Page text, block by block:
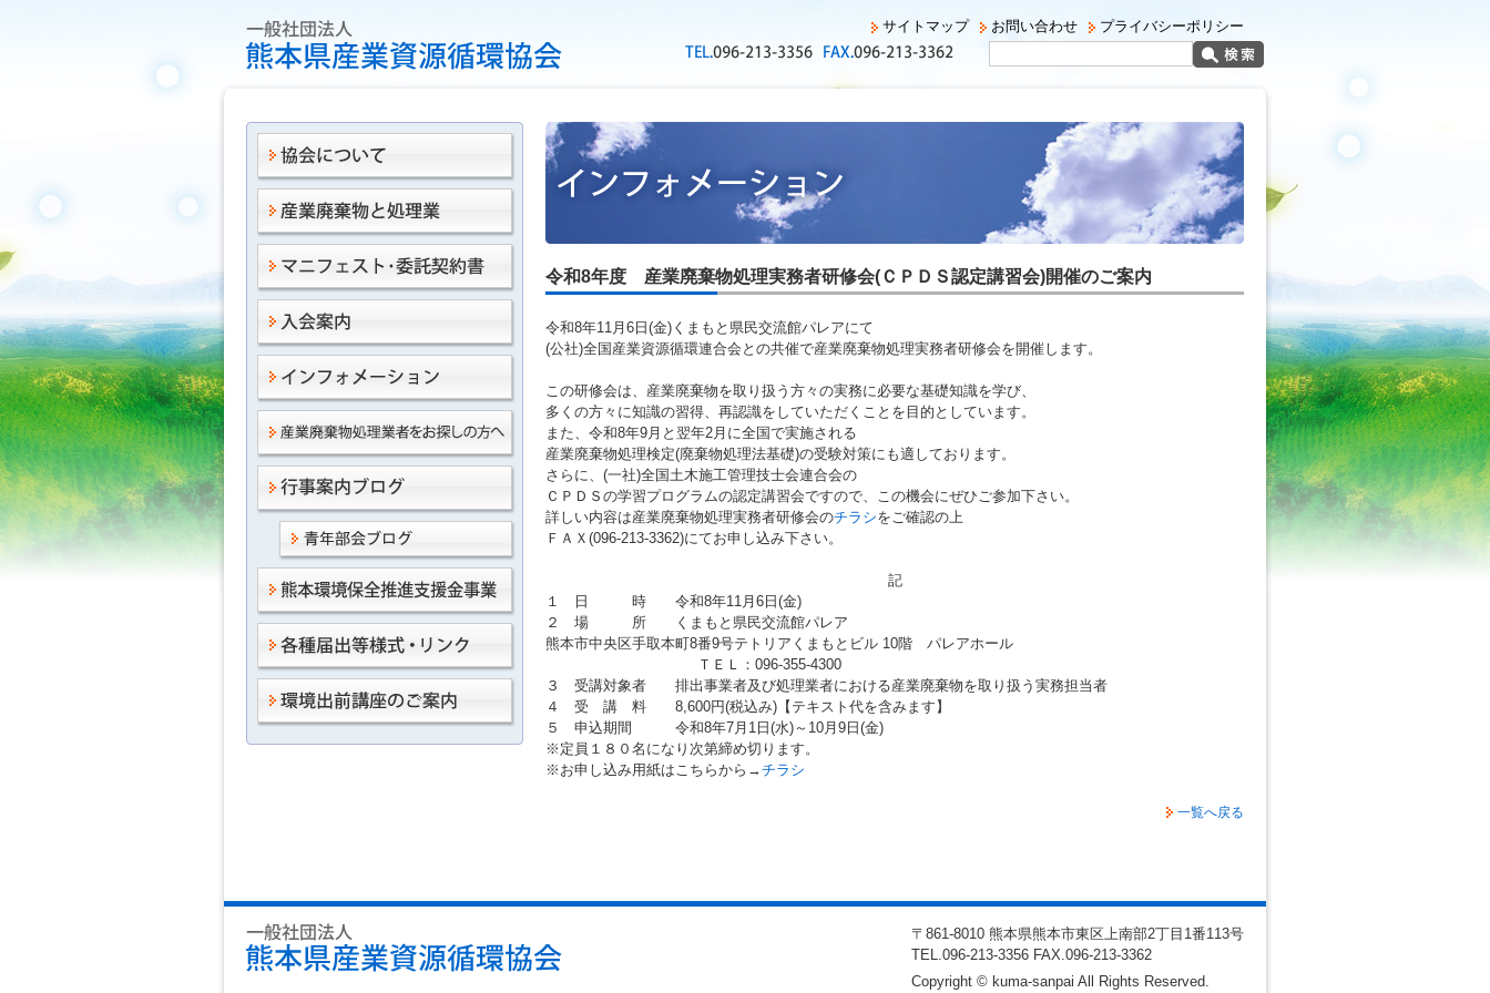
プライバシーポリシー
お問い合わせ
サイトマップ
令和8年度 産業廃棄物処理実務者研修会(ＣＰＤＳ認定講習会)開催のご案内
令和8年11月6日(金)くまもと県民交流館パレアにて
(公社)全国産業資源循環連合会との共催で産業廃棄物処理実務者研修会を開催します。
この研修会は、産業廃棄物を取り扱う方々の実務に必要な基礎知識を学び、
多くの方々に知識の習得、再認識をしていただくことを目的としています。
また、令和8年9月と翌年2月に全国で実施される
産業廃棄物処理検定(廃棄物処理法基礎)の受験対策にも適しております。
さらに、(一社)全国土木施工管理技士会連合会の
ＣＰＤＳの学習プログラムの認定講習会ですので、この機会にぜひご参加下さい。
詳しい内容は産業廃棄物処理実務者研修会のチラシをご確認の上
ＦＡＸ(096-213-3362)にてお申し込み下さい。
記
１ 日 時 令和8年11月6日(金)
２ 場 所 くまもと県民交流館パレア
熊本市中央区手取本町8番9号テトリアくまもとビル 10階 パレアホール
ＴＥＬ：096-355-4300
３ 受講対象者 排出事業者及び処理業者における産業廃棄物を取り扱う実務担当者
４ 受 講 料 8,600円(税込み)【テキスト代を含みます】
５ 申込期間 令和8年7月1日(水)～10月9日(金)
※定員１８０名になり次第締め切ります。
※お申し込み用紙はこちらから→チラシ
一覧へ戻る
〒861-8010 熊本県熊本市東区上南部2丁目1番113号
TEL.096-213-3356 FAX.096-213-3362
Copyright © kuma-sanpai All Rights Reserved.